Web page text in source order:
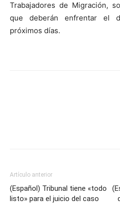
Trabajadores de Migración,
que deberán enfrentar el
próximos días.
Artículo anterior
(Español) Tribunal tiene «todo
listo» para el juicio del caso